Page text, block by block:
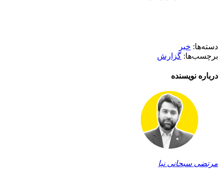
دسته‌ها: خبر
برچسب‌ها: گزارش
درباره نویسنده
مرتضی سبحانی نیا